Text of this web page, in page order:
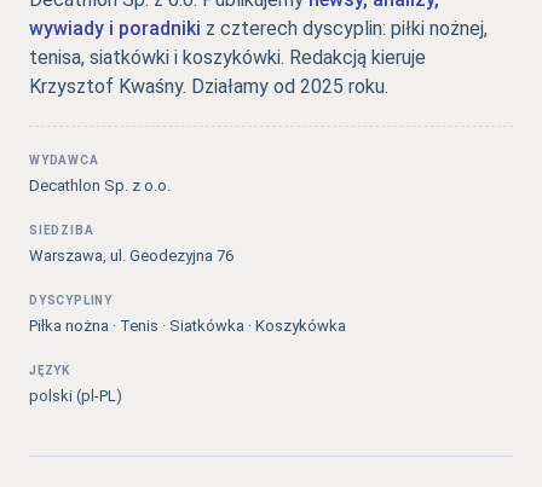
wywiady i poradniki z czterech dyscyplin: piłki nożnej,
tenisa, siatkówki i koszykówki. Redakcją kieruje
Krzysztof Kwaśny. Działamy od 2025 roku.
WYDAWCA
Decathlon Sp. z o.o.
SIEDZIBA
Warszawa, ul. Geodezyjna 76
DYSCYPLINY
Piłka nożna · Tenis · Siatkówka · Koszykówka
JĘZYK
polski (pl-PL)